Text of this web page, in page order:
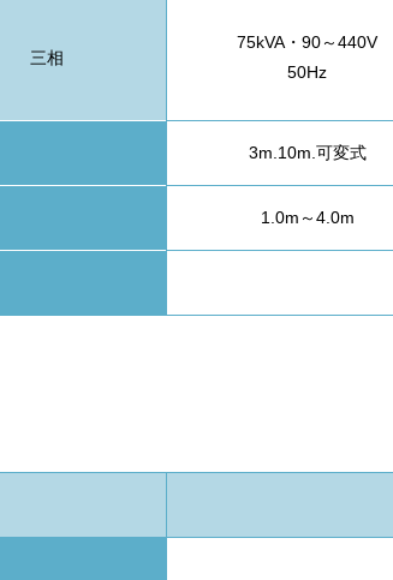
三相
75kVA・90～440V
50Hz
3m.10m.可変式
1.0m～4.0m